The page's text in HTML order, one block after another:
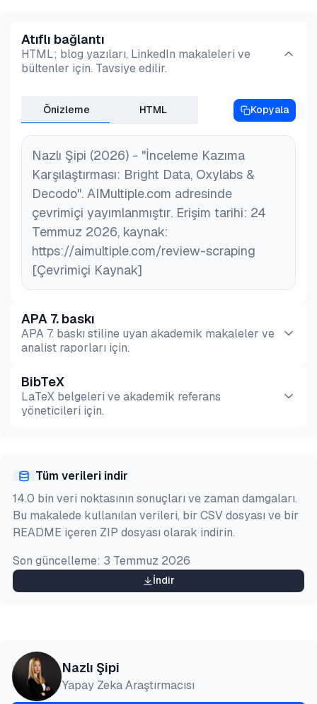
Atıflı bağlantı
HTML; blog yazıları, LinkedIn makaleleri ve
bültenler için. Tavsiye edilir.
Önizleme HTML Kopyala
Nazlı Şipi (2026) - "İnceleme Kazıma
Karşılaştırması: Bright Data, Oxylabs &
Decodo". AIMultiple.com adresinde
çevrimiçi yayımlanmıştır. Erişim tarihi: 24
Temmuz 2026, kaynak:
https://aimultiple.com/review-scraping
[Çevrimiçi Kaynak]
APA 7. baskı
APA 7. baskı stiline uyan akademik makaleler ve
analist raporları için.
Önizleme HTML
BibTeX
LaTeX belgeleri ve akademik referans
yöneticileri için.
@misc{sipi2026,
  author = {Şipi, Nazlı},
title  = {{İnceleme Kazıma Karşılaştırması:
  year   = {2026},
howpublished    = {\url{https://aimultiple.com/
note   = {AIMultiple. Erişim tarihi: 24 Temmuz
Tüm verileri indir
14.0 bin veri noktasının sonuçları ve zaman damgaları.
Bu makalede kullanılan verileri, bir CSV dosyası ve bir
README içeren ZIP dosyası olarak indirin.
Son güncelleme: 3 Temmuz 2026
İndir
Nazlı Şipi
Yapay Zeka Araştırmacısı